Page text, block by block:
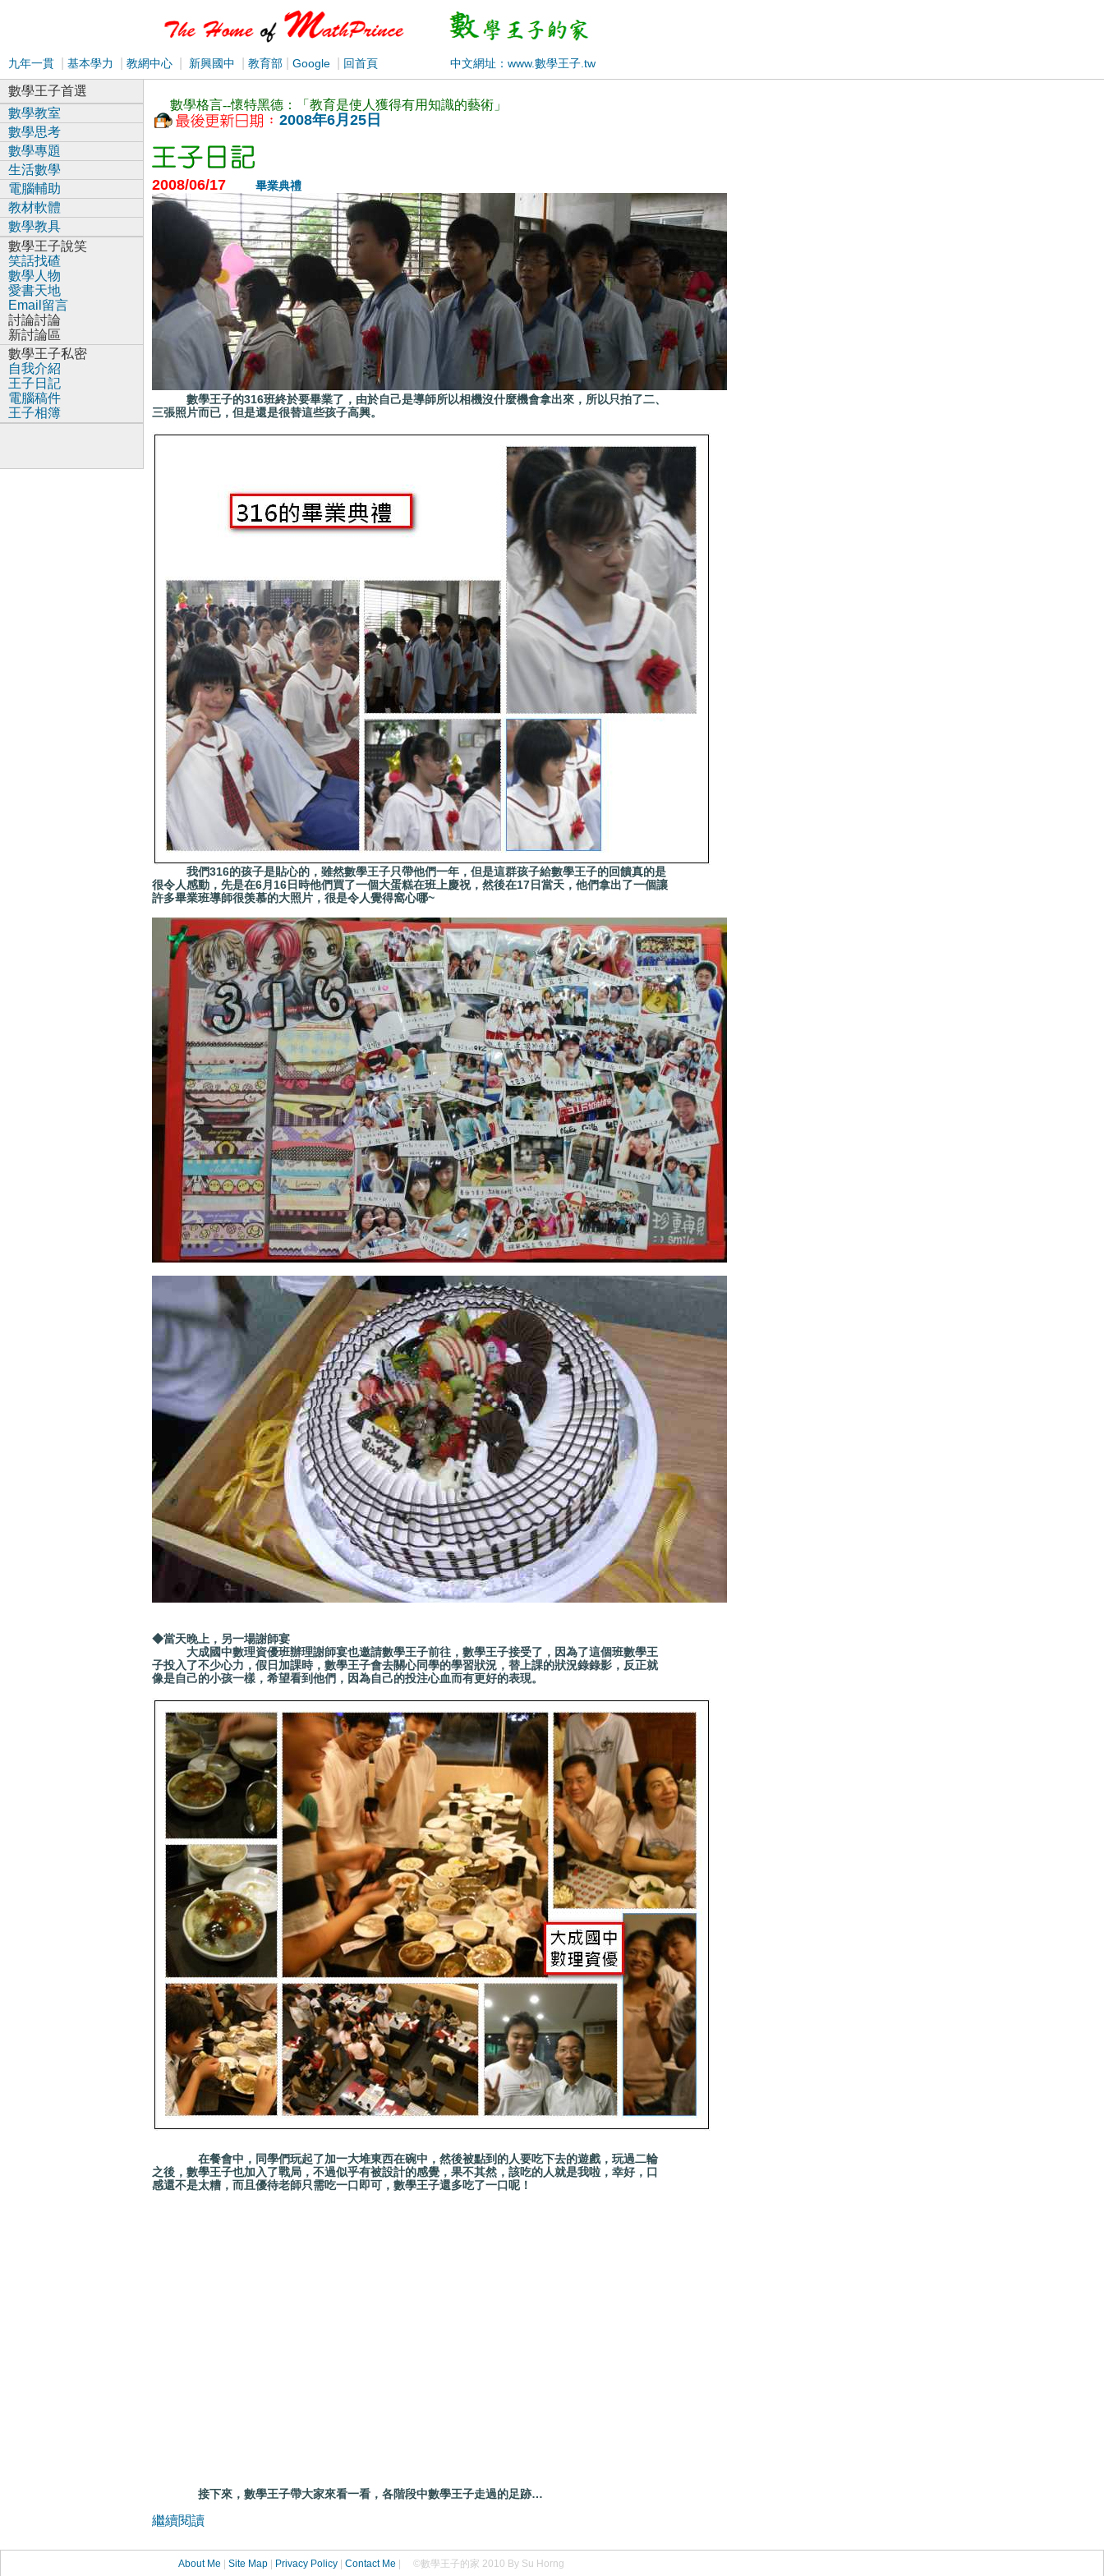
九年一貫 基本學力 教網中心 新興國中 教育部 Google 回首頁 中文網址：www.數學王子.tw
數學格言--懷特黑德：「教育是使人獲得有用知識的藝術」
2008年6月25日
2008/06/17 畢業典禮
數學王子的316班終於要畢業了，由於自己是導師所以相機沒什麼機會拿出來，所以只拍了二、
三張照片而已，但是還是很替這些孩子高興。
我們316的孩子是貼心的，雖然數學王子只帶他們一年，但是這群孩子給數學王子的回饋真的是
很令人感動，先是在6月16日時他們買了一個大蛋糕在班上慶祝，然後在17日當天，他們拿出了一個讓
許多畢業班導師很羡慕的大照片，很是令人覺得窩心哪~
◆當天晚上，另一場謝師宴
大成國中數理資優班辦理謝師宴也邀請數學王子前往，數學王子接受了，因為了這個班數學王
子投入了不少心力，假日加課時，數學王子會去關心同學的學習狀況，替上課的狀況錄錄影，反正就
像是自己的小孩一樣，希望看到他們，因為自己的投注心血而有更好的表現。
在餐會中，同學們玩起了加一大堆東西在碗中，然後被點到的人要吃下去的遊戲，玩過二輪
之後，數學王子也加入了戰局，不過似乎有被設計的感覺，果不其然，該吃的人就是我啦，幸好，口
感還不是太糟，而且優待老師只需吃一口即可，數學王子還多吃了一口呢！
接下來，數學王子帶大家來看一看，各階段中數學王子走過的足跡…
繼續閱讀
數學王子首選
數學教室
數學思考
數學專題
生活數學
電腦輔助
教材軟體
數學教具
數學王子說笑
笑話找碴
數學人物
愛書天地
Email留言
討論討論
新討論區
數學王子私密
自我介紹
王子日記
電腦稿件
王子相簿
About Me Site Map Privacy Policy Contact Me | ©數學王子的家 2010 By Su Horng